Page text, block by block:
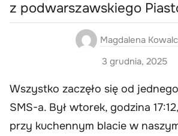
z podwarszawskiego
Magdalena
3 grudnia, 2025
Wszystko zaczęło się od
SMS-a. Był wtorek, godzina
przy kuchennym blacie w